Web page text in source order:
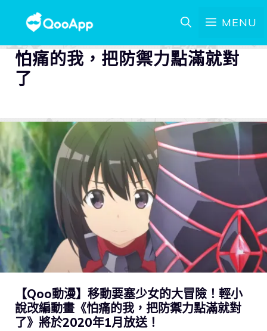
MENU
怕痛的我，把防禦力點滿就對
了
【Qoo動漫】移動要塞少女的大冒險！輕小
說改編動畫《怕痛的我，把防禦力點滿就對
了》將於2020年1月放送！